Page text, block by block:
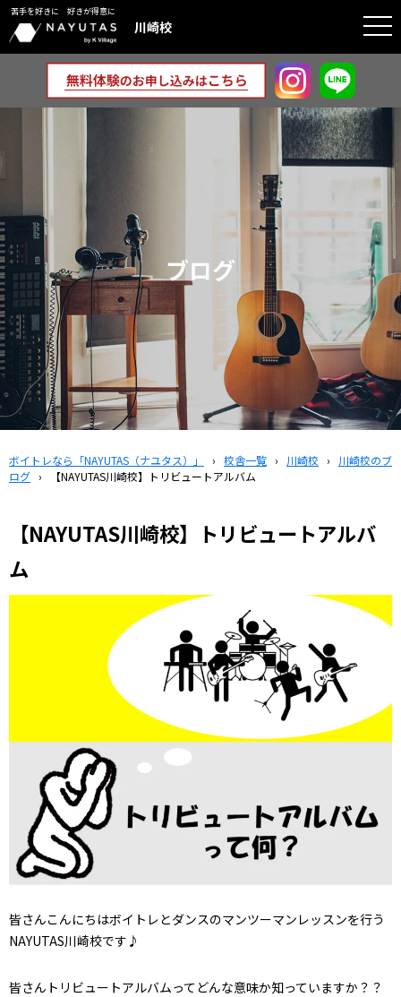
苦手を好きに 好きが得意に
川崎校
ブログ
ボイトレなら「NAYUTAS（ナユタス）」 › 校舎一覧 › 川崎校 ›
川崎校のブ
ログ › 【NAYUTAS川崎校】トリビュートアルバム
【NAYUTAS川崎校】トリビュートアルバ
ム
皆さんこんにちはボイトレとダンスのマンツーマンレッスンを行う
NAYUTAS川崎校です♪
皆さんトリビュートアルバムってどんな意味か知っていますか？？